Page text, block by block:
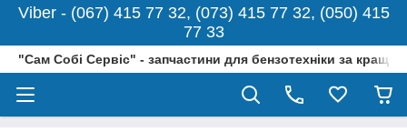
Viber - (067) 415 77 32, (073) 415 77 32, (050) 415
77 33
"Сам Собі Сервіс" - запчастини для бензотехніки за